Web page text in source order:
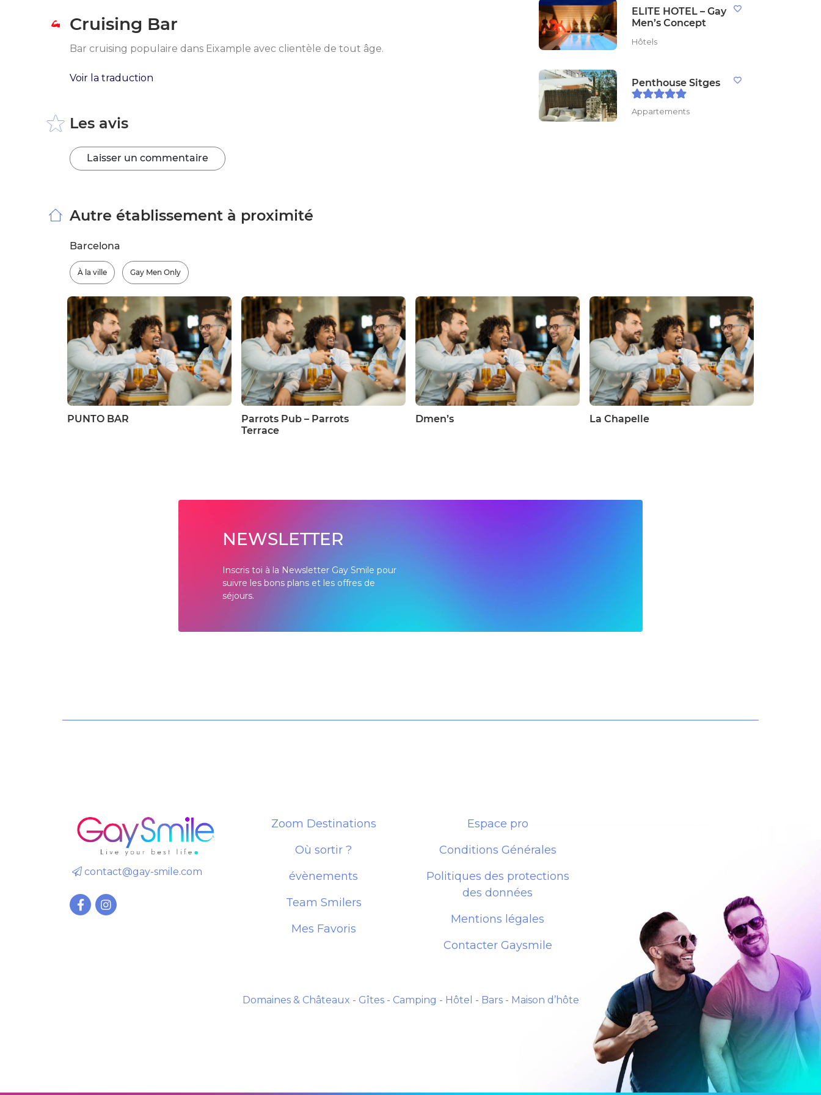
Cruising Bar
Bar cruising populaire dans Eixample avec clientèle de tout âge.
Voir la traduction
Les avis
Laisser un commentaire
ELITE HOTEL – Gay
Men’s Concept
Hôtels
Penthouse Sitges
Appartements
Autre établissement à proximité
Barcelona
À la ville Gay Men Only
PUNTO BAR
Parrots Pub – Parrots
Terrace
Dmen’s La Chapelle
NEWSLETTER
Inscris toi à la Newsletter Gay Smile pour
suivre les bons plans et les offres de
séjours.
contact@gay-smile.com
Zoom Destinations
Où sortir ?
évènements
Team Smilers
Mes Favoris
Espace pro
Conditions Générales
Politiques des protections
des données
Mentions légales
Contacter Gaysmile
Domaines & Châteaux - Gîtes- Camping - Hôtel - Bars- Maison d’hôte